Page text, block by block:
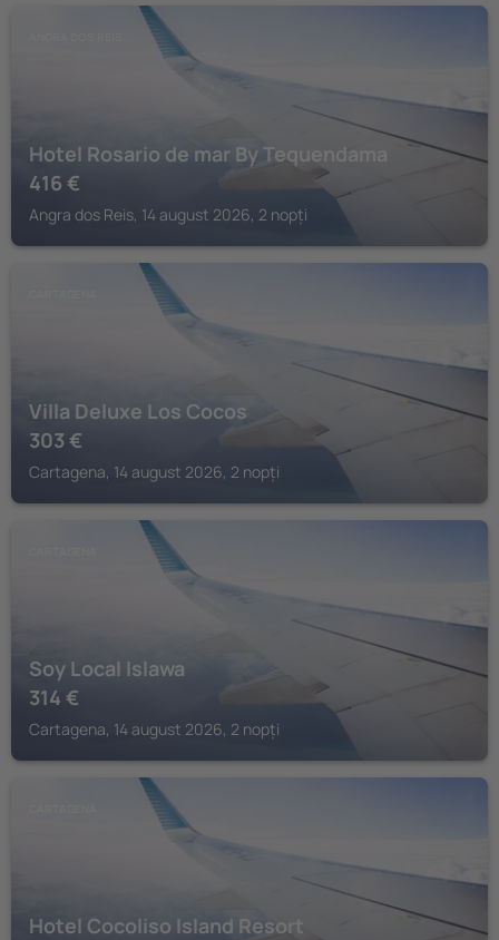
Hotel Rosario de mar By Tequendama
416 €
Angra dos Reis, 14 august 2026, 2 nopți
Villa Deluxe Los Cocos
303 €
Cartagena, 14 august 2026, 2 nopți
Soy Local Islawa
314 €
Cartagena, 14 august 2026, 2 nopți
Hotel Cocoliso Island Resort